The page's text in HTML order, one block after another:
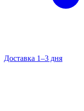
Доставка 1–3 дня